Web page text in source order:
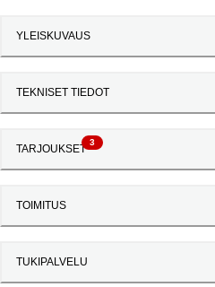
YLEISKUVAUS
TEKNISET TIEDOT
TARJOUKSET
3
TOIMITUS
TUKIPALVELU